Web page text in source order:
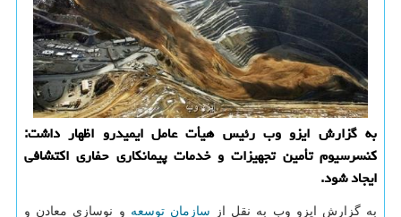
به گزارش ایزو وب رئیس هیأت عامل ایمیدرو اظهار داشت:
كنسرسیوم تأمین تجهیزات و خدمات پیمانكاری حفاری اكتشافی
ایجاد شود.
به گزارش ایزو وب به نقل از سازمان توسعه و نوسازی معادن و